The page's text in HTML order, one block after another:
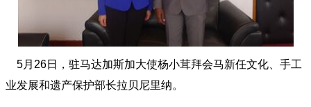
5月26日，驻马达加斯加大使杨小茸拜会马新任文化、手工
业发展和遗产保护部长拉贝尼里纳。